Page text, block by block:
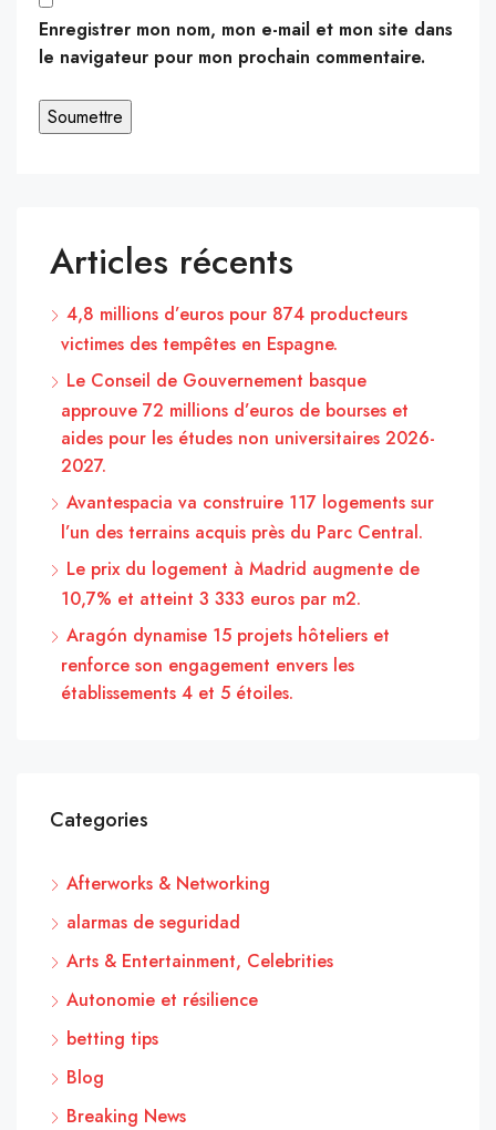
Enregistrer mon nom, mon e-mail et mon site dans
le navigateur pour mon prochain commentaire.
Articles récents
4,8 millions d’euros pour 874 producteurs
victimes des tempêtes en Espagne.
Le Conseil de Gouvernement basque
approuve 72 millions d’euros de bourses et
aides pour les études non universitaires 2026-
2027.
Avantespacia va construire 117 logements sur
l’un des terrains acquis près du Parc Central.
Le prix du logement à Madrid augmente de
10,7% et atteint 3 333 euros par m2.
Aragón dynamise 15 projets hôteliers et
renforce son engagement envers les
établissements 4 et 5 étoiles.
Categories
Afterworks & Networking
alarmas de seguridad
Arts & Entertainment, Celebrities
Autonomie et résilience
betting tips
Blog
Breaking News